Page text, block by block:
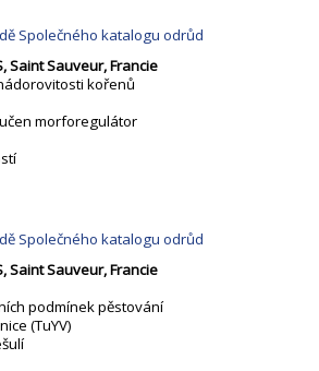
Společného katalogu odrůd
Saint Sauveur, Francie
kořenů
morforegulátor
Společného katalogu odrůd
Saint Sauveur, Francie
podmínek pěstování
(TuYV)